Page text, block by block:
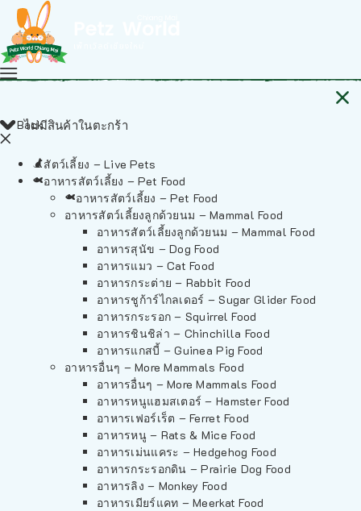
ไม่มีสินค้าในตะกร้า
Back
สัตว์เลี้ยง – Live Pets
อาหารสัตว์เลี้ยง – Pet Food
อาหารสัตว์เลี้ยง – Pet Food
อาหารสัตว์เลี้ยงลูกด้วยนม – Mammal Food
อาหารสัตว์เลี้ยงลูกด้วยนม – Mammal Food
อาหารสุนัข – Dog Food
อาหารแมว – Cat Food
อาหารกระต่าย – Rabbit Food
อาหารชูก้าร์ไกลเดอร์ – Sugar Glider Food
อาหารกระรอก – Squirrel Food
อาหารชินชิล่า – Chinchilla Food
อาหารแกสบี้ – Guinea Pig Food
อาหารอื่นๆ – More Mammals Food
อาหารอื่นๆ – More Mammals Food
อาหารหนูแฮมสเตอร์ – Hamster Food
อาหารเฟอร์เร็ต – Ferret Food
อาหารหนู – Rats & Mice Food
อาหารเม่นแคระ – Hedgehog Food
อาหารกระรอกดิน – Prairie Dog Food
อาหารลิง – Monkey Food
อาหารเมียร์แคท – Meerkat Food